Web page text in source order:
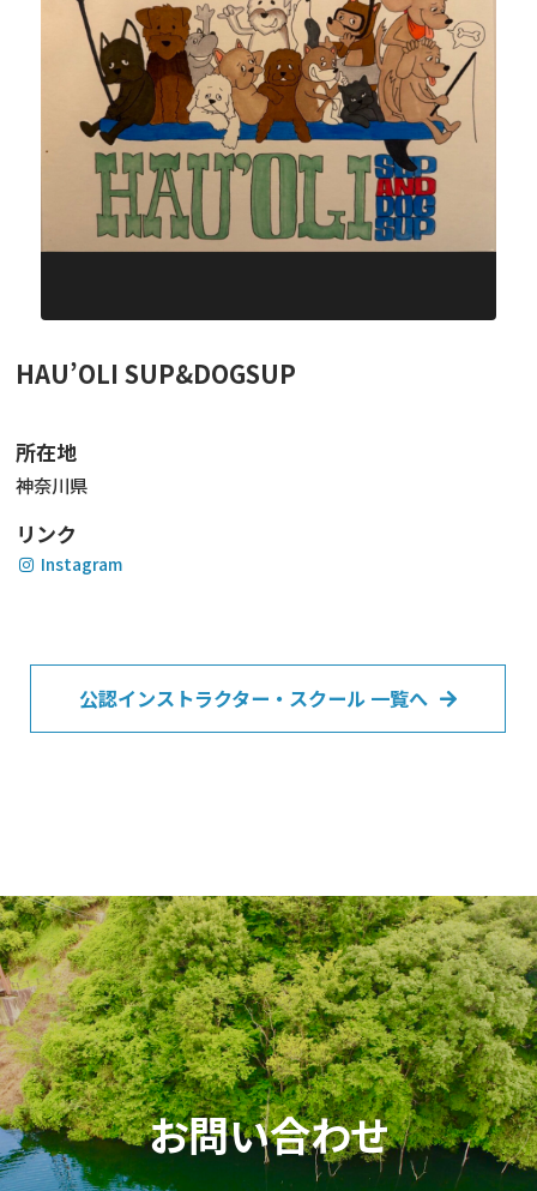
ドッグサップをはじめよう
フォト＆ムービー
お問い合わせ
HAU’OLI SUP&DOGSUP
所在地
神奈川県
リンク
Instagram
公認インストラクター・スクール 一覧へ
お問い合わせ